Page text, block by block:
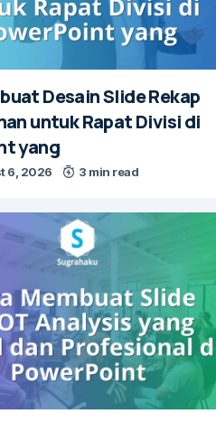
Desain Slide Rekap
untuk Rapat Divisi di
yang
6, 2026 3 min read